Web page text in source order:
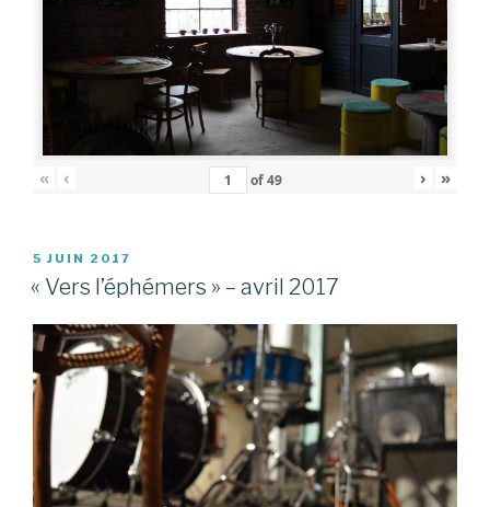
« ‹ of49 › »
PUBLIÉ
LE
5 JUIN 2017
« Vers l’éphémers » – avril 2017